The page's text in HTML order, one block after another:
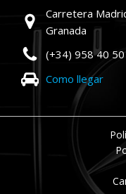
Carretera
Granada
(+34) 958 40
Como llegar